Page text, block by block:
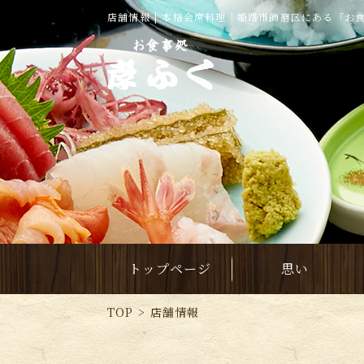
店舗情報 | 本格会席料理｜姫路市飾磨区にある「お
トップページ 思い
TOP 店舗情報